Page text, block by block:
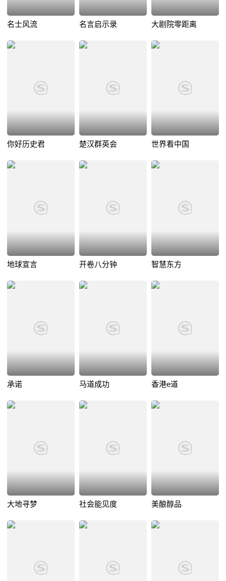
名士风流 名言启示录 大剧院零距离
你好历史君 楚汉群英会 世界看中国
地球宣言 开卷八分钟 智慧东方
承诺 马道成功 香港e道
大地寻梦 社会能见度 美酿醇品